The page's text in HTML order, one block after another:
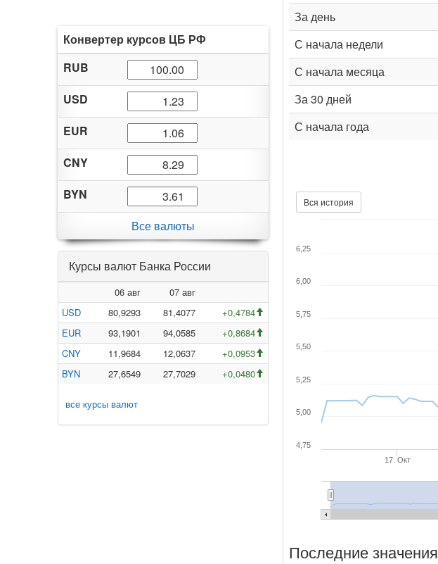
Конвертер курсов ЦБ РФ
RUB
USD
EUR
CNY
BYN
Все валюты
Курсы валют Банка России
06 авг
07 авг
USD
80,9293 81,4077
+0,4784
EUR
93,1901 94,0585
+0,8684
CNY
11,9684 12,0637
+0,0953
BYN
27,6549 27,7029 +0,0480
все курсы валют
За день
С начала недели
С начала месяца
За 30 дней
С начала года
Вся история
17. Окт
4,75
5,00
5,25
5,50
5,75
6,00
6,25
Последние значения